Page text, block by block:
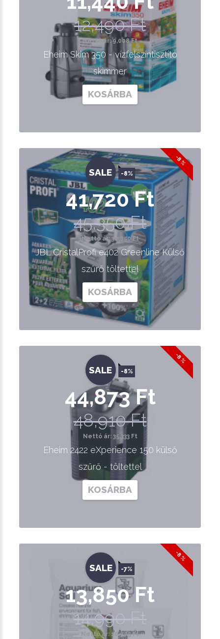
12,490 Ft
Nettó ár: 9,008 Ft
Eheim Skim 350 - vízfelszíntisztító
skimmer
KOSÁRBA
-8 %
SALE -8%
41,720 Ft
45,350 Ft
Nettó ár: 32,850 Ft
JBL CristalProfi e402 Greenline Külső
szűrő töltettel
KOSÁRBA
-8 %
SALE -8%
44,873 Ft
48,910 Ft
Nettó ár: 35,333 Ft
Eheim 2422 eXperience 150 külső
szűrő - töltettel
KOSÁRBA
-8 %
SALE -7%
13,850 Ft
14,990 Ft
Nettó ár: 10,905 Ft